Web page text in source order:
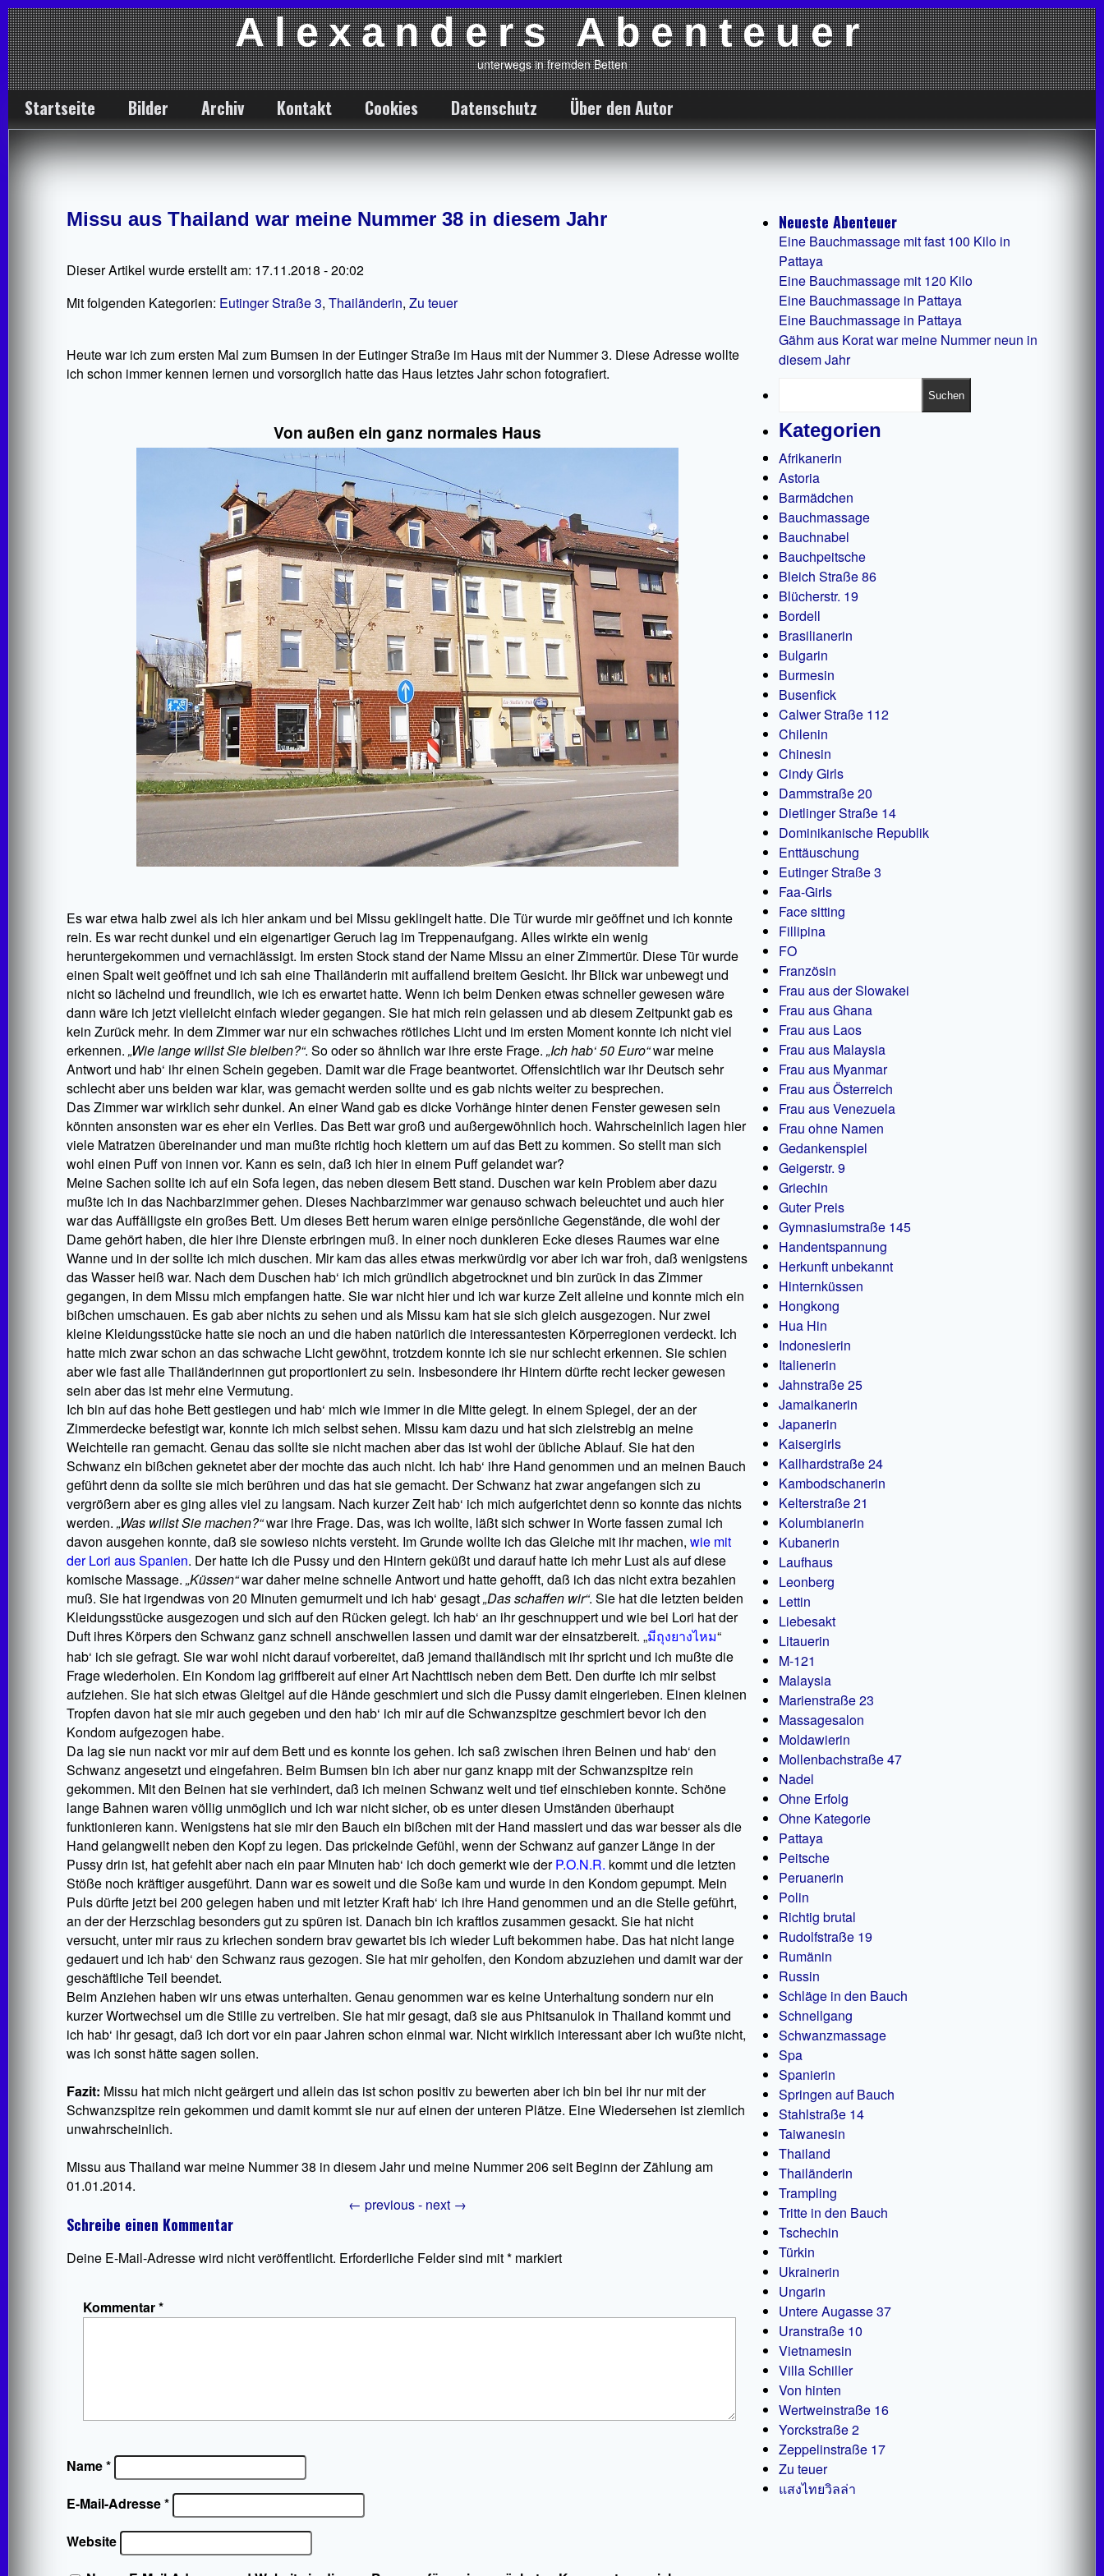
Alexanders Abenteuer
unterwegs in fremden Betten
Startseite Bilder Archiv Kontakt Cookies Datenschutz Über den Autor
Missu aus Thailand war meine Nummer 38 in diesem Jahr
Dieser Artikel wurde erstellt am: 17.11.2018 - 20:02
Mit folgenden Kategorien: Eutinger Straße 3, Thailänderin, Zu teuer
Heute war ich zum ersten Mal zum Bumsen in der Eutinger Straße im Haus mit der Nummer 3. Diese Adresse wollte
ich schon immer kennen lernen und vorsorglich hatte das Haus letztes Jahr schon fotografiert.
Von außen ein ganz normales Haus
Es war etwa halb zwei als ich hier ankam und bei Missu geklingelt hatte. Die Tür wurde mir geöffnet und ich konnte
rein. Es war recht dunkel und ein eigenartiger Geruch lag im Treppenaufgang. Alles wirkte ein wenig
heruntergekommen und vernachlässigt. Im ersten Stock stand der Name Missu an einer Zimmertür. Diese Tür wurde
einen Spalt weit geöffnet und ich sah eine Thailänderin mit auffallend breitem Gesicht. Ihr Blick war unbewegt und
nicht so lächelnd und freundlich, wie ich es erwartet hatte. Wenn ich beim Denken etwas schneller gewesen wäre
dann wäre ich jetzt vielleicht einfach wieder gegangen. Sie hat mich rein gelassen und ab diesem Zeitpunkt gab es
kein Zurück mehr. In dem Zimmer war nur ein schwaches rötliches Licht und im ersten Moment konnte ich nicht viel
erkennen. „Wie lange willst Sie bleiben?“. So oder so ähnlich war ihre erste Frage. „Ich hab‘ 50 Euro“war meine
Antwort und hab‘ ihr einen Schein gegeben. Damit war die Frage beantwortet. Offensichtlich war ihr Deutsch sehr
schlecht aber uns beiden war klar, was gemacht werden sollte und es gab nichts weiter zu besprechen.
Das Zimmer war wirklich sehr dunkel. An einer Wand gab es dicke Vorhänge hinter denen Fenster gewesen sein
könnten ansonsten war es eher ein Verlies. Das Bett war groß und außergewöhnlich hoch. Wahrscheinlich lagen hier
viele Matratzen übereinander und man mußte richtig hoch klettern um auf das Bett zu kommen. So stellt man sich
wohl einen Puff von innen vor. Kann es sein, daß ich hier in einem Puff gelandet war?
Meine Sachen sollte ich auf ein Sofa legen, das neben diesem Bett stand. Duschen war kein Problem aber dazu
mußte ich in das Nachbarzimmer gehen. Dieses Nachbarzimmer war genauso schwach beleuchtet und auch hier
war das Auffälligste ein großes Bett. Um dieses Bett herum waren einige persönliche Gegenstände, die wohl der
Dame gehört haben, die hier ihre Dienste erbringen muß. In einer noch dunkleren Ecke dieses Raumes war eine
Wanne und in der sollte ich mich duschen. Mir kam das alles etwas merkwürdig vor aber ich war froh, daß wenigstens
das Wasser heiß war. Nach dem Duschen hab‘ ich mich gründlich abgetrocknet und bin zurück in das Zimmer
gegangen, in dem Missu mich empfangen hatte. Sie war nicht hier und ich war kurze Zeit alleine und konnte mich ein
bißchen umschauen. Es gab aber nichts zu sehen und als Missu kam hat sie sich gleich ausgezogen. Nur zwei
kleine Kleidungsstücke hatte sie noch an und die haben natürlich die interessantesten Körperregionen verdeckt. Ich
hatte mich zwar schon an das schwache Licht gewöhnt, trotzdem konnte ich sie nur schlecht erkennen. Sie schien
aber wie fast alle Thailänderinnen gut proportioniert zu sein. Insbesondere ihr Hintern dürfte recht lecker gewesen
sein aber das ist mehr eine Vermutung.
Ich bin auf das hohe Bett gestiegen und hab‘ mich wie immer in die Mitte gelegt. In einem Spiegel, der an der
Zimmerdecke befestigt war, konnte ich mich selbst sehen. Missu kam dazu und hat sich zielstrebig an meine
Weichteile ran gemacht. Genau das sollte sie nicht machen aber das ist wohl der übliche Ablauf. Sie hat den
Schwanz ein bißchen geknetet aber der mochte das auch nicht. Ich hab‘ ihre Hand genommen und an meinen Bauch
geführt denn da sollte sie mich berühren und das hat sie gemacht. Der Schwanz hat zwar angefangen sich zu
vergrößern aber es ging alles viel zu langsam. Nach kurzer Zeit hab‘ ich mich aufgerichtet denn so konnte das nichts
werden. „Was willst Sie machen?“war ihre Frage. Das, was ich wollte, läßt sich schwer in Worte fassen zumal ich
davon ausgehen konnte, daß sie sowieso nichts versteht. Im Grunde wollte ich das Gleiche mit ihr machen, wie mit
der Lori aus Spanien. Der hatte ich die Pussy und den Hintern geküßt und darauf hatte ich mehr Lust als auf diese
komische Massage. „Küssen“war daher meine schnelle Antwort und hatte gehofft, daß ich das nicht extra bezahlen
muß. Sie hat irgendwas von 20 Minuten gemurmelt und ich hab‘ gesagt„Das schaffen wir“. Sie hat die letzten beiden
Kleidungsstücke ausgezogen und sich auf den Rücken gelegt. Ich hab‘ an ihr geschnuppert und wie bei Lori hat der
Duft ihres Körpers den Schwanz ganz schnell anschwellen lassen und damit war der einsatzbereit. „มีถุงยางไหม“
hab‘ ich sie gefragt. Sie war wohl nicht darauf vorbereitet, daß jemand thailändisch mit ihr spricht und ich mußte die
Frage wiederholen. Ein Kondom lag griffbereit auf einer Art Nachttisch neben dem Bett. Den durfte ich mir selbst
aufziehen. Sie hat sich etwas Gleitgel auf die Hände geschmiert und sich die Pussy damit eingerieben. Einen kleinen
Tropfen davon hat sie mir auch gegeben und den hab‘ ich mir auf die Schwanzspitze geschmiert bevor ich den
Kondom aufgezogen habe.
Da lag sie nun nackt vor mir auf dem Bett und es konnte los gehen. Ich saß zwischen ihren Beinen und hab‘ den
Schwanz angesetzt und eingefahren. Beim Bumsen bin ich aber nur ganz knapp mit der Schwanzspitze rein
gekommen. Mit den Beinen hat sie verhindert, daß ich meinen Schwanz weit und tief einschieben konnte. Schöne
lange Bahnen waren völlig unmöglich und ich war nicht sicher, ob es unter diesen Umständen überhaupt
funktionieren kann. Wenigstens hat sie mir den Bauch ein bißchen mit der Hand massiert und das war besser als die
Hand gelangweilt neben den Kopf zu legen. Das prickelnde Gefühl, wenn der Schwanz auf ganzer Länge in der
Pussy drin ist, hat gefehlt aber nach ein paar Minuten hab‘ ich doch gemerkt wie derP.O.N.R. kommt und die letzten
Stöße noch kräftiger ausgeführt. Dann war es soweit und die Soße kam und wurde in den Kondom gepumpt. Mein
Puls dürfte jetzt bei 200 gelegen haben und mit letzter Kraft hab‘ ich ihre Hand genommen und an die Stelle geführt,
an der der Herzschlag besonders gut zu spüren ist. Danach bin ich kraftlos zusammen gesackt. Sie hat nicht
versucht, unter mir raus zu kriechen sondern brav gewartet bis ich wieder Luft bekommen habe. Das hat nicht lange
gedauert und ich hab‘ den Schwanz raus gezogen. Sie hat mir geholfen, den Kondom abzuziehen und damit war der
geschäftliche Teil beendet.
Beim Anziehen haben wir uns etwas unterhalten. Genau genommen war es keine Unterhaltung sondern nur ein
kurzer Wortwechsel um die Stille zu vertreiben. Sie hat mir gesagt, daß sie aus Phitsanulok in Thailand kommt und
ich hab‘ ihr gesagt, daß ich dort vor ein paar Jahren schon einmal war. Nicht wirklich interessant aber ich wußte nicht,
was ich sonst hätte sagen sollen.
Fazit: Missu hat mich nicht geärgert und allein das ist schon positiv zu bewerten aber ich bin bei ihr nur mit der
Schwanzspitze rein gekommen und damit kommt sie nur auf einen der unteren Plätze. Eine Wiedersehen ist ziemlich
unwahrscheinlich.
Missu aus Thailand war meine Nummer 38 in diesem Jahr und meine Nummer 206 seit Beginn der Zählung am
01.01.2014.
← previous - next →
Schreibe einen Kommentar
Deine E-Mail-Adresse wird nicht veröffentlicht. Erforderliche Felder sind mit* markiert
Kommentar*
Name*
E-Mail-Adresse*
Website
Neueste Abenteuer
Eine Bauchmassage mit fast 100 Kilo in
Pattaya
Eine Bauchmassage mit 120 Kilo
Eine Bauchmassage in Pattaya
Eine Bauchmassage in Pattaya
Gähm aus Korat war meine Nummer neun in
diesem Jahr
Suchen
Kategorien
Afrikanerin
Astoria
Barmädchen
Bauchmassage
Bauchnabel
Bauchpeitsche
Bleich Straße 86
Blücherstr. 19
Bordell
Brasilianerin
Bulgarin
Burmesin
Busenfick
Calwer Straße 112
Chilenin
Chinesin
Cindy Girls
Dammstraße 20
Dietlinger Straße 14
Dominikanische Republik
Enttäuschung
Eutinger Straße 3
Faa-Girls
Face sitting
Fillipina
FO
Französin
Frau aus der Slowakei
Frau aus Ghana
Frau aus Laos
Frau aus Malaysia
Frau aus Myanmar
Frau aus Österreich
Frau aus Venezuela
Frau ohne Namen
Gedankenspiel
Geigerstr. 9
Griechin
Guter Preis
Gymnasiumstraße 145
Handentspannung
Herkunft unbekannt
Hinternküssen
Hongkong
Hua Hin
Indonesierin
Italienerin
Jahnstraße 25
Jamaikanerin
Japanerin
Kaisergirls
Kallhardstraße 24
Kambodschanerin
Kelterstraße 21
Kolumbianerin
Kubanerin
Laufhaus
Leonberg
Lettin
Liebesakt
Litauerin
M-121
Malaysia
Marienstraße 23
Massagesalon
Moldawierin
Mollenbachstraße 47
Nadel
Ohne Erfolg
Ohne Kategorie
Pattaya
Peitsche
Peruanerin
Polin
Richtig brutal
Rudolfstraße 19
Rumänin
Russin
Schläge in den Bauch
Schnellgang
Schwanzmassage
Spa
Spanierin
Springen auf Bauch
Stahlstraße 14
Taiwanesin
Thailand
Thailänderin
Trampling
Tritte in den Bauch
Tschechin
Türkin
Ukrainerin
Ungarin
Untere Augasse 37
Uranstraße 10
Vietnamesin
Villa Schiller
Von hinten
Wertweinstraße 16
Yorckstraße 2
Zeppelinstraße 17
Zu teuer
แสงไทยวิลล่า